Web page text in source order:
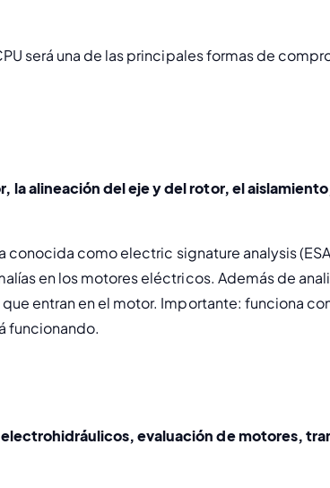
será una de las principales formas de
alineación del eje y del rotor, el
conocida como electric signature analysis
en los motores eléctricos. Además de
entran en el motor. Importante: funciona
funcionando.
evaluación de motores,